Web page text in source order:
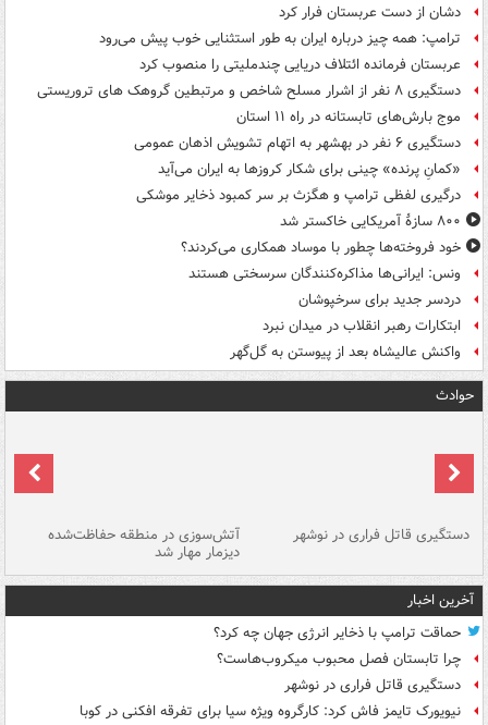
دشان از دست عربستان فرار کرد
ترامپ: همه چیز درباره ایران به طور استثنایی خوب پیش می‌رود
عربستان فرمانده ائتلاف دریایی چندملیتی را منصوب کرد
دستگیری ۸ نفر از اشرار مسلح شاخص و مرتبطین گروهک های تروریستی
موج بارش‌های تابستانه در راه ۱۱ استان
دستگیری ۶ نفر در بهشهر به اتهام تشویش اذهان عمومی
«کمانِ پرنده» چینی برای شکار کروزها به ایران می‌آید
درگیری لفظی ترامپ و هگزث بر سر کمبود ذخایر موشکی
۸۰۰ سازۀ آمریکایی خاکستر شد
خود فروخته‌ها چطور با موساد همکاری می‌کردند؟
ونس: ایرانی‌ها مذاکره‌کنندگان سرسختی هستند
دردسر جدید برای سرخپوشان
ابتکارات رهبر انقلاب در میدان نبرد
واکنش عالیشاه بعد از پیوستن به گل‌گهر
حوادث
دستگیری قاتل فراری در نوشهر آتش‌سوزی در منطقه حفاظت‌شده
دیزمار مهار شد
آخرین اخبار
حماقت ترامپ با ذخایر انرژی جهان چه کرد؟
چرا تابستان فصل محبوب میکروب‌هاست؟
دستگیری قاتل فراری در نوشهر
نیویورک تایمز فاش کرد: کارگروه ویژه سیا برای تفرقه افکنی در کوبا